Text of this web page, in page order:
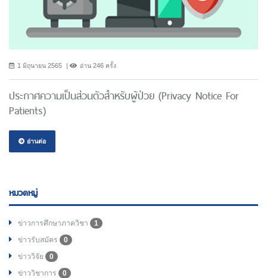
1 มิถุนายน 2565 อ่าน 246 ครั้ง
ประกาศความเป็นส่วนตัวสำหรับผู้ป่วย (Privacy Notice For
Patients)
อ่านต่อ
หมวดหมู่
ข่าวการศึกษาภาควิชา
1
ข่าวรับสมัคร
0
ข่าววิจัย
0
ข่าววิชาการ
0